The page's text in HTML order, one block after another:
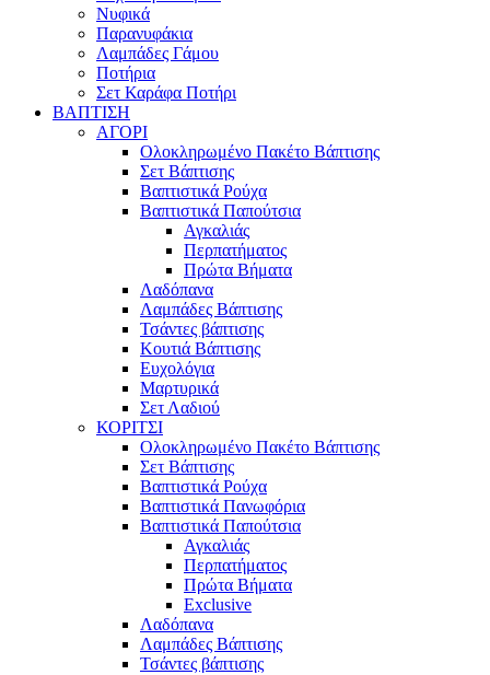
Νυφικά
Παρανυφάκια
Λαμπάδες Γάμου
Ποτήρια
Σετ Καράφα Ποτήρι
ΒΑΠΤΙΣΗ
ΑΓΟΡΙ
Ολοκληρωμένο Πακέτο Βάπτισης
Σετ Βάπτισης
Βαπτιστικά Ρούχα
Βαπτιστικά Παπούτσια
Αγκαλιάς
Περπατήματος
Πρώτα Βήματα
Λαδόπανα
Λαμπάδες Βάπτισης
Τσάντες βάπτισης
Κουτιά Βάπτισης
Ευχολόγια
Μαρτυρικά
Σετ Λαδιού
ΚΟΡΙΤΣΙ
Ολοκληρωμένο Πακέτο Βάπτισης
Σετ Βάπτισης
Βαπτιστικά Ρούχα
Βαπτιστικά Πανωφόρια
Βαπτιστικά Παπούτσια
Αγκαλιάς
Περπατήματος
Πρώτα Βήματα
Exclusive
Λαδόπανα
Λαμπάδες Βάπτισης
Τσάντες βάπτισης